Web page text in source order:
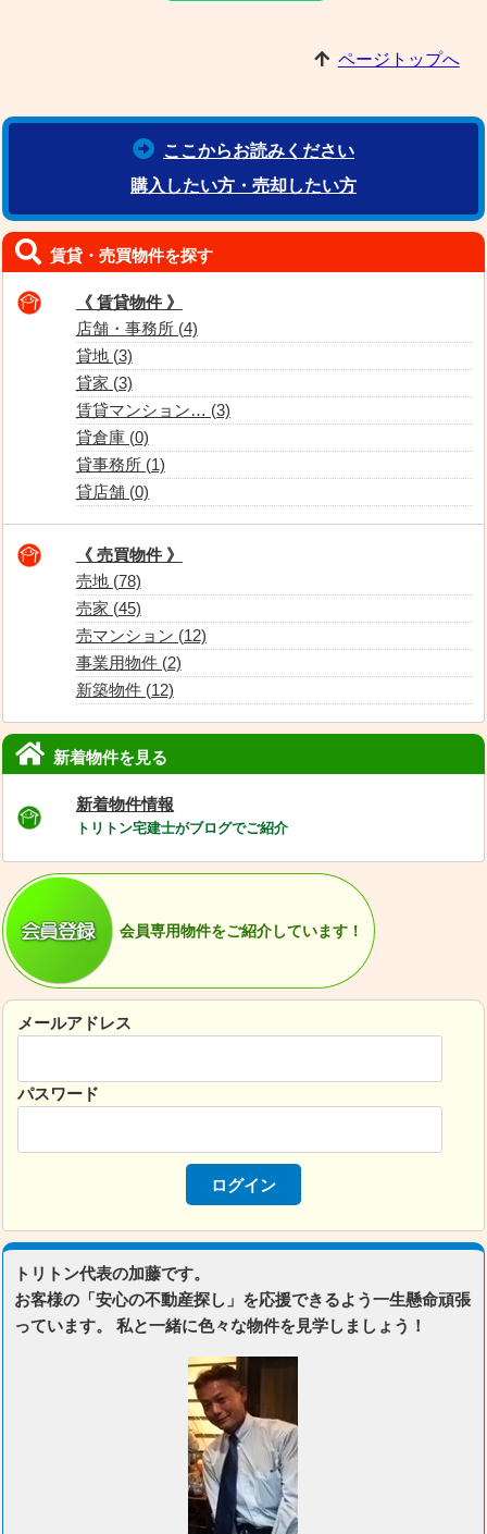
ページトップへ
ここからお読みください
購入したい方・売却したい方
賃貸・売買物件を探す
《 賃貸物件 》
店舗・事務所 (4)
貸地 (3)
貸家 (3)
賃貸マンション… (3)
貸倉庫 (0)
貸事務所 (1)
貸店舗 (0)
《 売買物件 》
売地 (78)
売家 (45)
売マンション (12)
事業用物件 (2)
新築物件 (12)
新着物件を見る
新着物件情報
トリトン宅建士がブログでご紹介
会員専用物件をご紹介しています！
メールアドレス
パスワード
トリトン代表の加藤です。
お客様の「安心の不動産探し」を応援できるよう一生懸命頑張
っています。 私と一緒に色々な物件を見学しましょう！